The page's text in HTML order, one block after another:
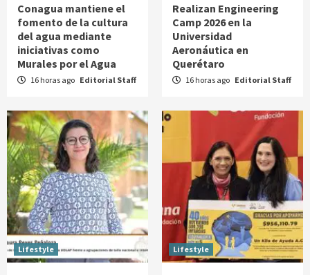
Conagua mantiene el
fomento de la cultura
del agua mediante
iniciativas como
Murales por el Agua
16 horas ago Editorial Staff
Realizan Engineering
Camp 2026 en la
Universidad
Aeronáutica en
Querétaro
16 horas ago Editorial Staff
Lifestyle Lifestyle